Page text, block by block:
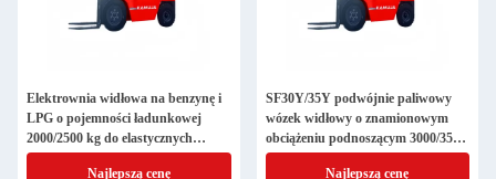
Elektrownia widłowa na benzynę i
LPG o pojemności ładunkowej
2000/2500 kg do elastycznych
operacji
Najlepszą cenę
SF30Y/35Y podwójnie paliwowy
wózek widłowy o znamionowym
obciążeniu podnoszącym 3000/3500
kg
Najlepszą cenę